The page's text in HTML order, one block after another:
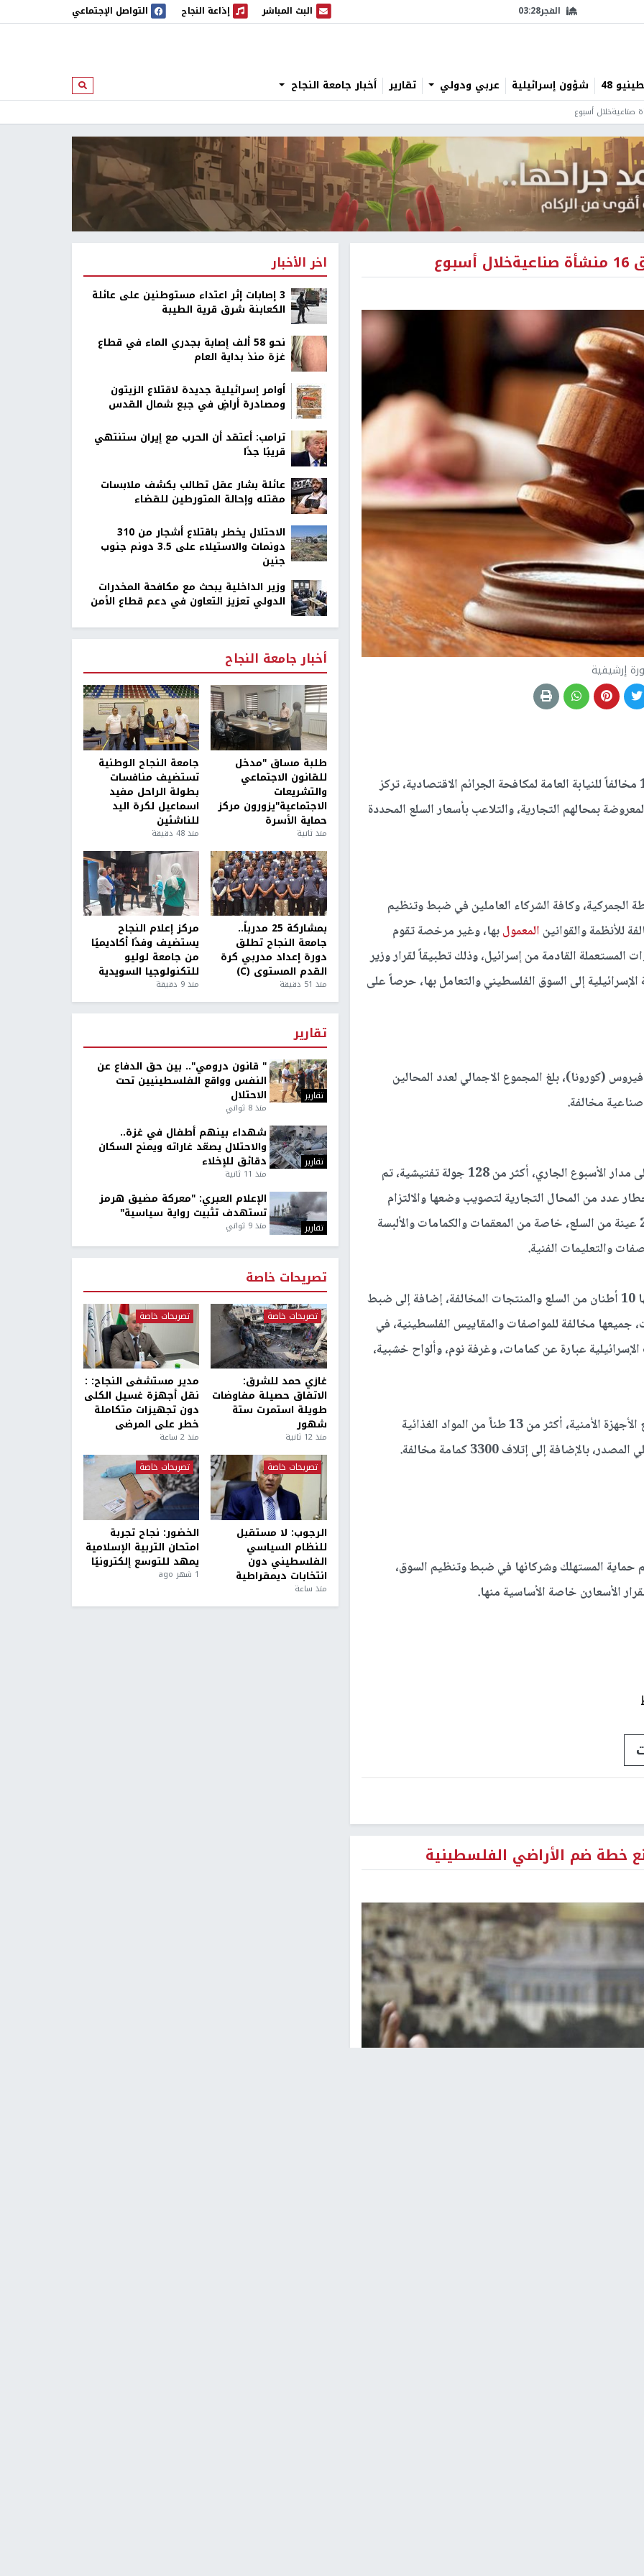
الفجر03:28 البث المباشر
البث المباشر إذاعة النجاح
إذاعة النجاح التواصل الإجتماعي
48 شؤون إسرائيلية عربي ودولي تقارير أخبار جامعة النجاح ابحث
إرشيفية
أحالت وزارة الاقتصاد الوطني، الأسبوع المنصرم، 17 مخالفاً للنيابة العامة لمكافحة الجرائم الاقتصادية، تركز
بمحالهم التجارية، والتلاعب بأسعار السلع المحددة
الجمركية، وكافة الشركاء العاملين في ضبط وتنظيم
المعمولبها، وغير مرخصة تقوم
المستعملة القادمة من إسرائيل، وذلك تطبيقاً لقرار وزير
إلى السوق الفلسطيني والتعامل بها، حرصاً على
(كورونا)، بلغ المجموع الاجمالي لعدد المحالين
ونفذت طواقم وزارة الاقتصاد الوطني، وشركاؤها على مدار الأسبوع الجاري، أكثر من 128 جولة تفتيشية، تم
حيث تم إخطار عدد من المحال التجارية لتصويب وضعها والالتزام
بها، إضافة إلى سحب 28 عينة من السلع، خاصة من المعقمات والكمامات والألبسة
والتعليمات الفنية.
وأعلنت الوزارة، ضبط طواقمها وبالتعاون مع شركائها 10 أطنان من السلع والمنتجات المخالفة، إضافة إلى ضبط
ولباس واقٍ و2.5 طن معقمات، جميعها مخالفة للمواصفات والمقاييس الفلسطينية، في
عبارة عن كمامات، وغرفة نوم، وألواح خشبية،
وأتلفت طواقم وزارة الاقتصاد الوطني، وبالتعاون مع الأجهزة الأمنية، أكثر من 13 طناً من المواد الغذائية
إلى إتلاف 3300 كمامة مخالفة.
حماية المستهلك وشركائها في ضبط وتنظيم السوق،
الأسعارن خاصة الأساسية منها.
خطة ضم الأراضي الفلسطينية
اخر الأخبار
‏3 إصابات إثر اعتداء مستوطنين على عائلة
الكعابنة شرق قرية الطيبة
نحو 58 ألف إصابة بجدري الماء في قطاع
غزة منذ بداية العام
أوامر إسرائيلية جديدة لاقتلاع الزيتون
ومصادرة أراضٍ في جبع شمال القدس
ترامب: أعتقد أن الحرب مع إيران ستنتهي
قريبًا جدًا
عائلة بشار عقل تطالب بكشف ملابسات
مقتله وإحالة المتورطين للقضاء
الاحتلال يخطر باقتلاع أشجار من 310
دونمات والاستيلاء على 3.5 دونم جنوب
جنين
وزير الداخلية يبحث مع مكافحة المخدرات
الدولي تعزيز التعاون في دعم قطاع الأمن
أخبار جامعة النجاح
طلبة مساق "مدخل
للقانون الاجتماعي
والتشريعات
الاجتماعية"يزورون مركز
حماية الأسرة
منذ ثانية
جامعة النجاح الوطنية
تستضيف منافسات
بطولة الراحل مفيد
اسماعيل لكرة اليد
للناشئين
منذ 48 دقيقة
بمشاركة 25 مدرباً..
جامعة النجاح تطلق
دورة إعداد مدربي كرة
القدم المستوى (C)
منذ 51 دقيقة
مركز إعلام النجاح
يستضيف وفدًا أكاديميًا
من جامعة لوليو
للتكنولوجيا السويدية
منذ 9 دقيقة
تقارير
تقارير
" قانون درومي".. بين حق الدفاع عن
النفس وواقع الفلسطينيين تحت
الاحتلال
منذ 8 ثواني
تقارير
شهداء بينهم أطفال في غزة..
والاحتلال يصعّد غاراته ويمنح السكان
دقائق للإخلاء
منذ 11 ثانية
تقارير
الإعلام العبري: "معركة مضيق هرمز
تستهدف تثبيت رواية سياسية"
منذ 9 ثواني
تصريحات خاصة
تصريحات خاصة
غازي حمد للشرق:
الاتفاق حصيلة مفاوضات
طويلة استمرت ستة
شهور
منذ 12 ثانية
تصريحات خاصة
مدير مستشفى النجاح: :
نقل أجهزة غسيل الكلى
دون تجهيزات متكاملة
خطر على المرضى
منذ 2 ساعة
تصريحات خاصة
الرجوب: لا مستقبل
للنظام السياسي
الفلسطيني دون
انتخابات ديمقراطية
منذ ساعة
تصريحات خاصة
الخضور: نجاح تجربة
امتحان التربية الإسلامية
يمهد للتوسع إلكترونيًا
1 شهر ago